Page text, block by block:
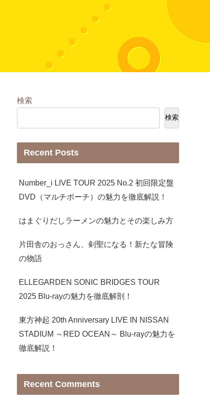
検索
検索
Recent Posts
Number_i LIVE TOUR 2025 No.2 初回限定盤
DVD（マルチポーチ）の魅力を徹底解説！
はまぐりだしラーメンの魅力とその楽しみ方
片田舎のおっさん、剣聖になる！新たな冒険
の物語
ELLEGARDEN SONIC BRIDGES TOUR
2025 Blu-rayの魅力を徹底解剖！
東方神起 20th Anniversary LIVE IN NISSAN
STADIUM ～RED OCEAN～ Blu-rayの魅力を
徹底解説！
Recent Comments